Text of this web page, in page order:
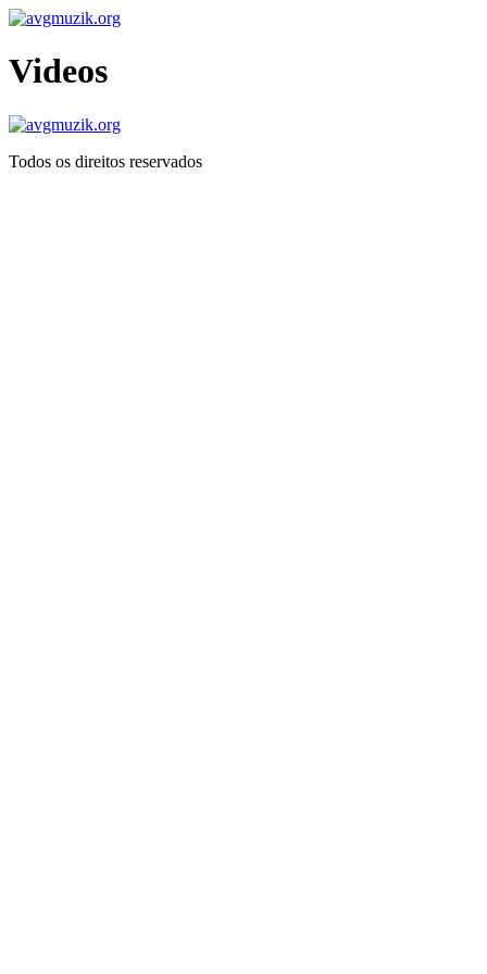
Ir
o
conteúdo
Videos
Todos os direitos reservados